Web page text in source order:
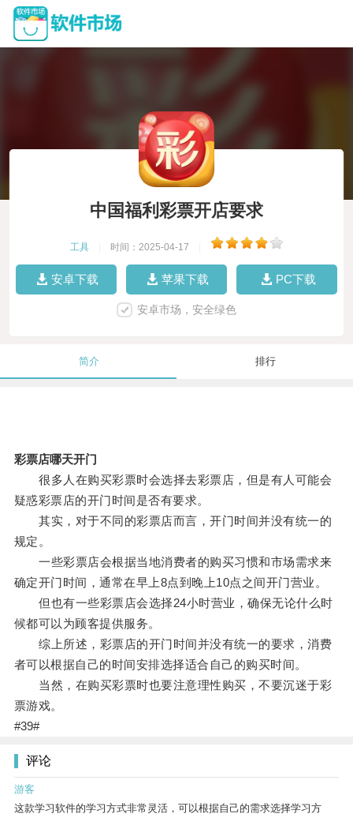
中国福利彩票开店要求
工具 时间：2025-04-17
安卓下载 苹果下载 PC下载
安卓市场，安全绿色
简介 排行
彩票店哪天开门
很多人在购买彩票时会选择去彩票店，但是有人可能会
疑惑彩票店的开门时间是否有要求。
其实，对于不同的彩票店而言，开门时间并没有统一的
规定。
一些彩票店会根据当地消费者的购买习惯和市场需求来
确定开门时间，通常在早上8点到晚上10点之间开门营业。
但也有一些彩票店会选择24小时营业，确保无论什么时
候都可以为顾客提供服务。
综上所述，彩票店的开门时间并没有统一的要求，消费
者可以根据自己的时间安排选择适合自己的购买时间。
当然，在购买彩票时也要注意理性购买，不要沉迷于彩
票游戏。
#39#
评论
游客
这款学习软件的学习方式非常灵活，可以根据自己的需求选择学习方